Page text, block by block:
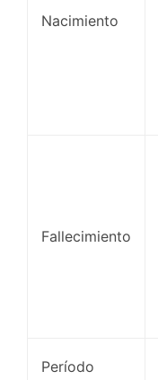
Nacimiento
Fallecimiento
Período